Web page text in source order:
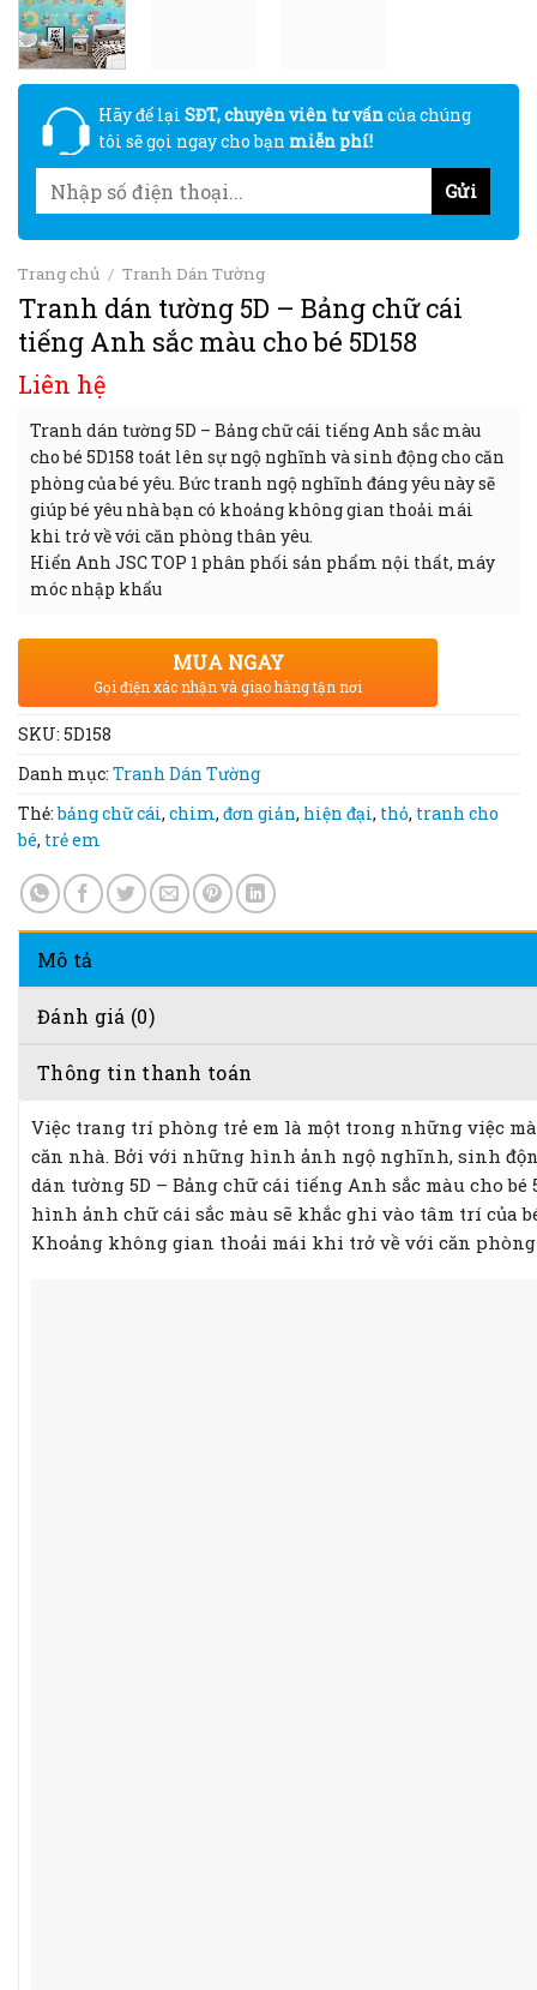
Hãy để lại SĐT, chuyên viên tư vấncủa chúng
tôi sẽ gọi ngay cho bạn miễn phí!
Trang chủ / Tranh Dán Tường
Tranh dán tường 5D – Bảng chữ cái
tiếng Anh sắc màu cho bé 5D158
Liên hệ
Tranh dán tường 5D – Bảng chữ cái tiếng Anh sắc màu
cho bé 5D158 toát lên sự ngộ nghĩnh và sinh động cho căn
phòng của bé yêu. Bức tranh ngộ nghĩnh đáng yêu này sẽ
giúp bé yêu nhà bạn có khoảng không gian thoải mái
khi trở về với căn phòng thân yêu.
Hiển Anh JSC TOP 1 phân phối sản phẩm nội thất, máy
móc nhập khẩu
MUA NGAY
Gọi điện xác nhận và giao hàng tận nơi
SKU: 5D158
Danh mục: Tranh Dán Tường
Thẻ:bảng chữ cái, chim, đơn giản, hiện đại, thỏ, tranh cho
bé, trẻ em
Mô tả
Đánh giá (0)
Thông tin thanh toán
Việc trang trí phòng trẻ em là một trong những việc
căn nhà. Bởi với những hình ảnh ngộ nghĩnh, sinh
dán tường 5D – Bảng chữ cái tiếng Anh sắc màu cho
hình ảnh chữ cái sắc màu sẽ khắc ghi vào tâm trí của
Khoảng không gian thoải mái khi trở về với căn